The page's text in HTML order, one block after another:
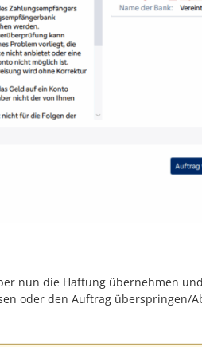
nun die Haftung übernehmen
oder den Auftrag überspringen/